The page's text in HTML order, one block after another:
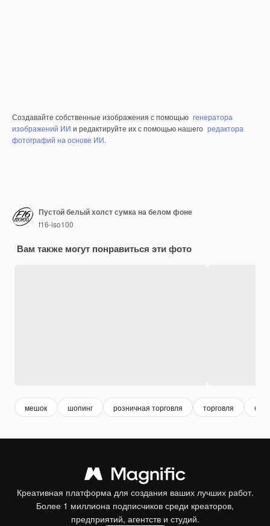
Создавайте собственные изображения с помощью генератора
изображений ИИ и редактируйте их с помощью нашего редактора
фотографий на основе ИИ.
Пустой белый холст сумка на белом фоне
f16-iso100
Вам также могут понравиться эти фото
мешок шопинг розничная торговля торговля
Креативная платформа для создания ваших лучших работ.
Более 1 миллиона подписчиков среди креаторов,
предприятий, агентств и студий.